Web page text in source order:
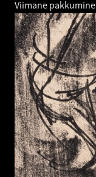
Viimane pakkumine